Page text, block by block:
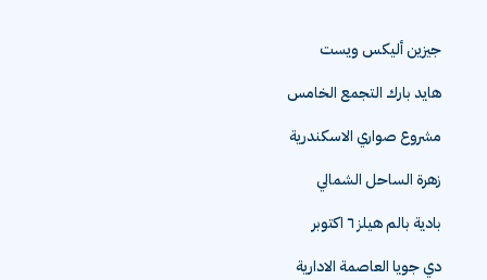
جيزين أليكس ويست
هايد بارك التجمع الخامس
مشروع صواري الاسكندرية
زهرة الساحل الشمالي
بادية بالم هيلز ٦ اكتوبر
دي جويا العاصمة الادارية